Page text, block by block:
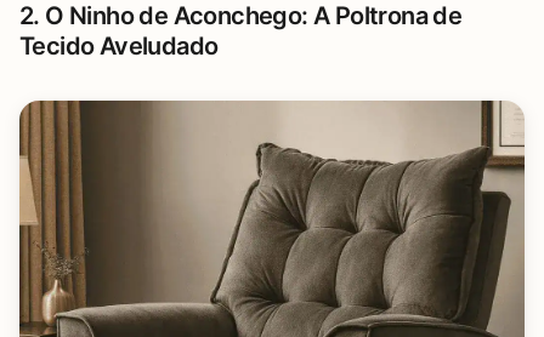
2. O Ninho de Aconchego: A Poltrona de
Tecido Aveludado